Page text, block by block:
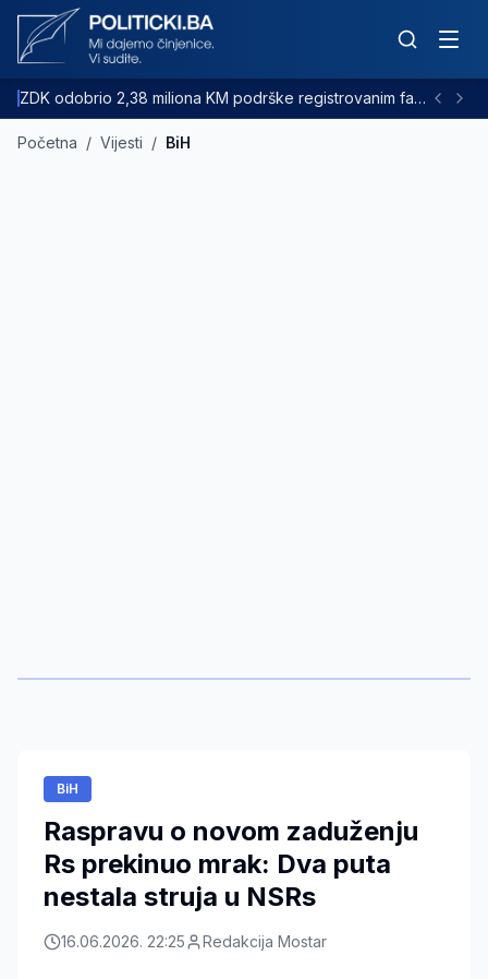
ZDK odobrio 2,38 miliona KM podrške registrovanim farmama goveda
Početna / Vijesti / BiH
BiH
Raspravu o novom zaduženju
Rs prekinuo mrak: Dva puta
nestala struja u NSRs
16.06.2026. 22:25 Redakcija Mostar